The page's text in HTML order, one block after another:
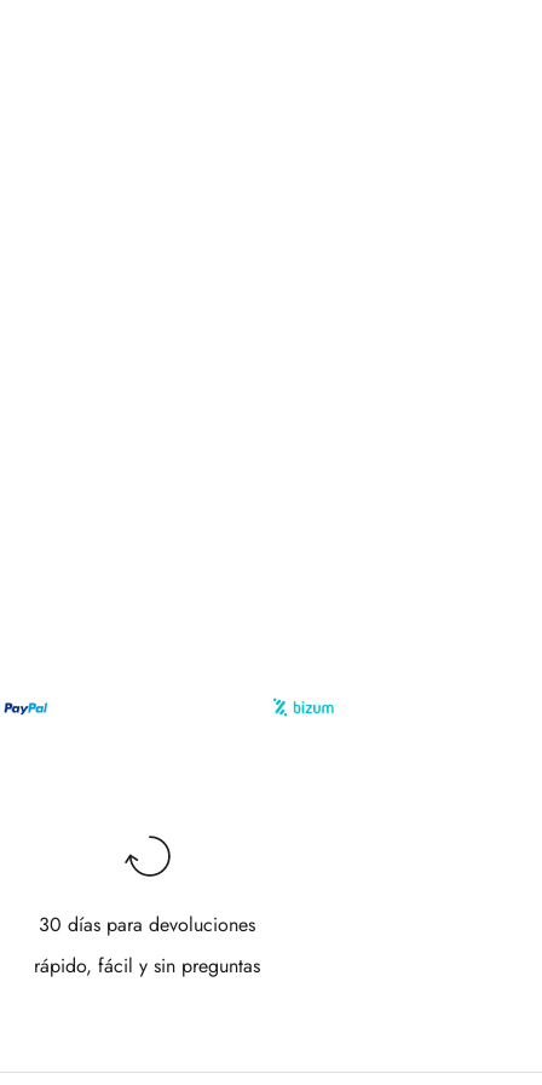
30 días para devoluciones
rápido, fácil y sin preguntas